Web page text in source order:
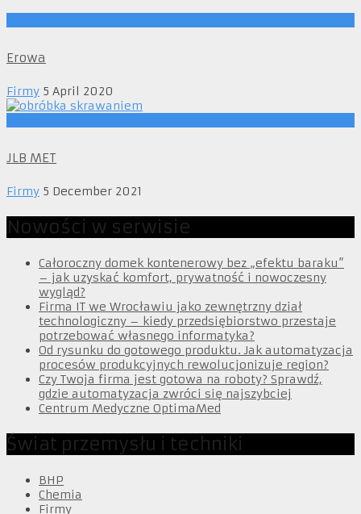
Erowa
Firmy 5 April 2020
JLB MET
Firmy 5 December 2021
Nowości w serwisie
Całoroczny domek kontenerowy bez „efektu baraku”
– jak uzyskać komfort, prywatność i nowoczesny
wygląd?
Firma IT we Wrocławiu jako zewnętrzny dział
technologiczny – kiedy przedsiębiorstwo przestaje
potrzebować własnego informatyka?
Od rysunku do gotowego produktu. Jak automatyzacja
procesów produkcyjnych rewolucjonizuje region?
Czy Twoja firma jest gotowa na roboty? Sprawdź,
gdzie automatyzacja zwróci się najszybciej
Centrum Medyczne OptimaMed
Świat przemysłu i techniki
BHP
Chemia
Firmy